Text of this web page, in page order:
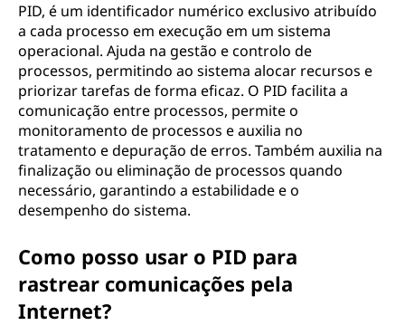
PID, é um identificador numérico exclusivo atribuído
a cada processo em execução em um sistema
operacional. Ajuda na gestão e controlo de
processos, permitindo ao sistema alocar recursos e
priorizar tarefas de forma eficaz. O PID facilita a
comunicação entre processos, permite o
monitoramento de processos e auxilia no
tratamento e depuração de erros. Também auxilia na
finalização ou eliminação de processos quando
necessário, garantindo a estabilidade e o
desempenho do sistema.
Como posso usar o PID para
rastrear comunicações pela
Internet?